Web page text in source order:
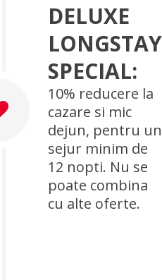
DELUXE
LONGSTAY
SPECIAL:
10% reducere la
cazare si mic
dejun, pentru un
sejur minim de
12 nopti. Nu se
poate combina
cu alte oferte.